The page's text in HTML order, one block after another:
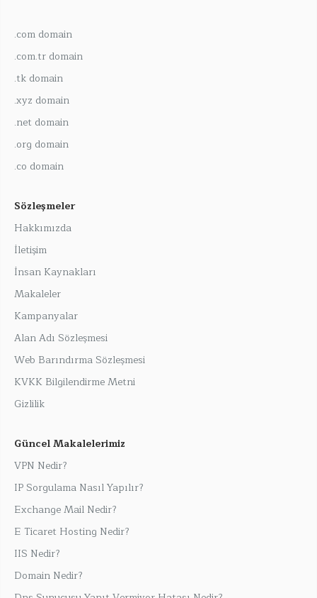
.com domain
.com.tr domain
.tk domain
.xyz domain
.net domain
.org domain
.co domain
Sözleşmeler
Hakkımızda
İletişim
İnsan Kaynakları
Makaleler
Kampanyalar
Alan Adı Sözleşmesi
Web Barındırma Sözleşmesi
KVKK Bilgilendirme Metni
Gizlilik
Güncel Makalelerimiz
VPN Nedir?
IP Sorgulama Nasıl Yapılır?
Exchange Mail Nedir?
E Ticaret Hosting Nedir?
IIS Nedir?
Domain Nedir?